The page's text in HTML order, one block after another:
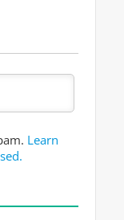
Learn